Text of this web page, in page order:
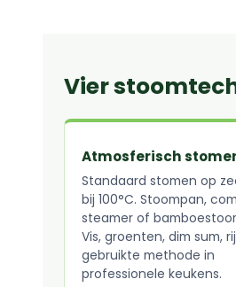
Vier
Atmosferisch
Standaard stomen op
bij 100°C. Stoompan,
steamer of
Vis, groenten, dim sum,
gebruikte methode in
professionele keukens.